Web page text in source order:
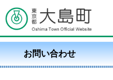
お問い合わせ